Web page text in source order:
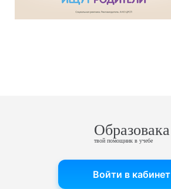
Образовака
твой помощник в учебе
Войти в кабинет